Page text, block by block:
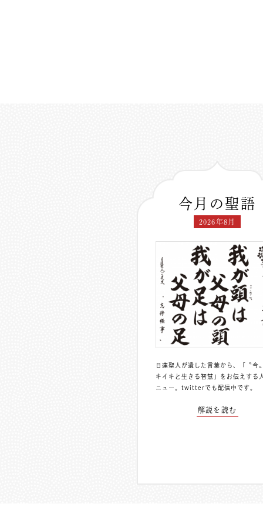
今月の聖語
2026年8月
日蓮聖人が遺した言葉から、「〝今
キイキと生きる智慧」をお伝えする
ニュー。 twitterでも配信中 です。
解説を読む